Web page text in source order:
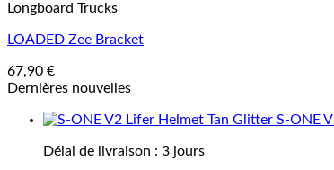
Longboard Trucks
LOADED Zee Bracket
67,90 €
Dernières nouvelles
S-ONE
Délai de livraison : 3 jours